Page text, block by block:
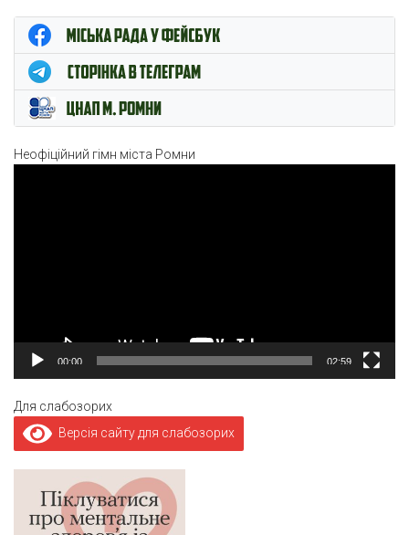
ЦНАП м. Ромни
Неофіційний гімн міста Ромни
00:00 02:59
Для слабозорих
Версія сайту для слабозорих